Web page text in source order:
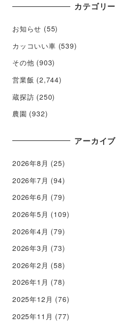
カテゴリー
お知らせ (55)
カッコいい車 (539)
その他 (903)
営業飯 (2,744)
蔵探訪 (250)
農園 (932)
アーカイブ
2026年8月 (25)
2026年7月 (94)
2026年6月 (79)
2026年5月 (109)
2026年4月 (79)
2026年3月 (73)
2026年2月 (58)
2026年1月 (78)
2025年12月 (76)
2025年11月 (77)